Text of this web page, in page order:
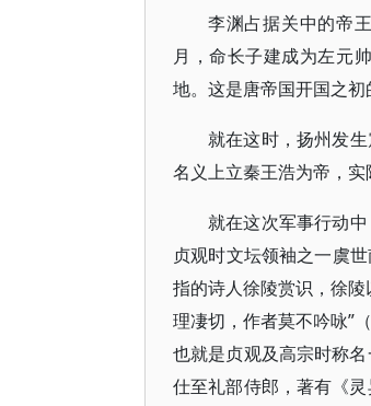
李渊占据关中的帝
月，命长子建成为左元
地。这是唐帝国开国之初
就在这时，扬州发
名义上立秦王浩为帝，实
就在这次军事行动
贞观时文坛领袖之一虞
指的诗人徐陵赏识，徐
理凄切，作者莫不吟咏”
也就是贞观及高宗时称
仕至礼部侍郎，著有《